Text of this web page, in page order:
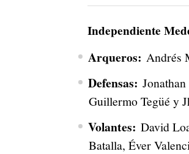
Independiente
Arqueros: Andrés
Defensas:
Guillermo Tegüé y
Volantes: David
Batalla, Éver